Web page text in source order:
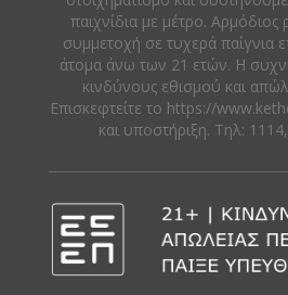
παιχνίδια με μέτρο.
συμμετοχή σε τυχερά παίγνια
άτομα άνω των 21 ετών. Η
κινδύνους εθισμού και
Eπισκεφτείτε το https://
και υποστήριξη. Tηλ: